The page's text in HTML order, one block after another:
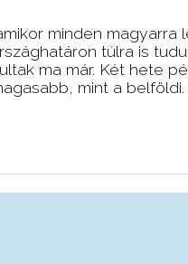
minden
túlra is
ma már. Két hete
mint a belföldi.